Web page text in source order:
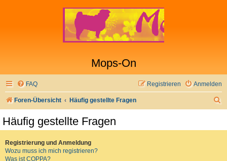
Mops-On
FAQ Anmelden
Registrieren
Foren-Übersicht Häufig gestellte Fragen
Häufig gestellte Fragen
Registrierung und Anmeldung
Wozu muss ich mich registrieren?
Was ist COPPA?